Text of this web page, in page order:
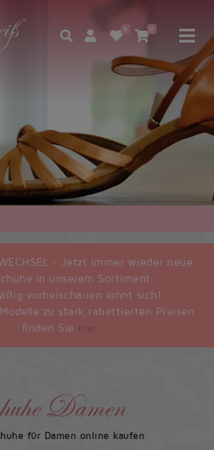
0 0
- Jetzt immer wieder neue
in unserem Sortiment
vorbeischauen lohnt sich!
zu stark rabattierten Preisen
finden Sie
hier .
Damen
für Damen online kaufen